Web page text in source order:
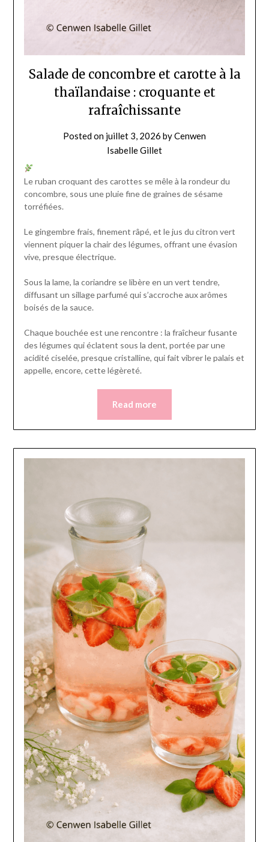
Salade de concombre et carotte à la
thaïlandaise : croquante et
rafraîchissante
Posted on juillet 3, 2026 byCenwen
Isabelle Gillet
Le ruban croquant des carottes se mêle à la rondeur du
concombre, sous une pluie fine de graines de sésame
torréfiées.
Le gingembre frais, finement râpé, et le jus du citron vert
viennent piquer la chair des légumes, offrant une évasion
vive, presque électrique.
Sous la lame, la coriandre se libère en un vert tendre,
diffusant un sillage parfumé qui s’accroche aux arômes
boisés de la sauce.
Chaque bouchée est une rencontre : la fraîcheur fusante
des légumes qui éclatent sous la dent, portée par une
acidité ciselée, presque cristalline, qui fait vibrer le palais et
appelle, encore, cette légèreté.
Read more